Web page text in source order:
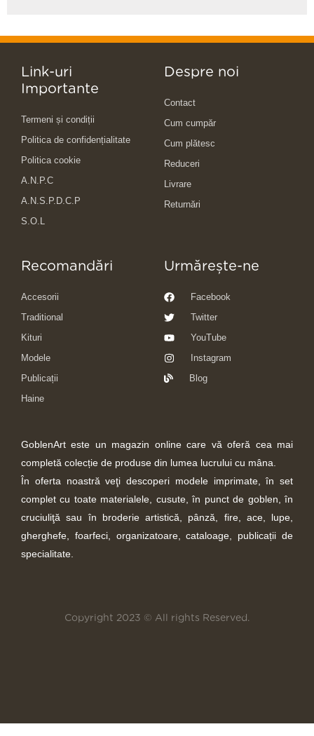
Link-uri
Importante
Termeni și condiții
Politica de confidențialitate
Politica cookie
A.N.P.C
A.N.S.P.D.C.P
S.O.L
Despre noi
Contact
Cum cumpăr
Cum plătesc
Reduceri
Livrare
Returnări
Recomandări
Accesorii
Traditional
Kituri
Modele
Publicații
Haine
Urmărește-ne
Facebook
Twitter
YouTube
Instagram
Blog
GoblenArt este un magazin online care vă oferă cea mai
completă colecție de produse din lumea lucrului cu mâna.
În oferta noastră veţi descoperi modele imprimate, în set
complet cu toate materialele, cusute, în punct de goblen, în
cruciuliţă sau în broderie artistică, pânză, fire, ace, lupe,
gherghefe, foarfeci, organizatoare, cataloage, publicații de
specialitate.
Copyright 2023 © All rights Reserved.